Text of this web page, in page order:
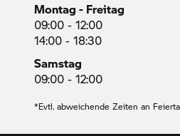
Montag - Freitag
09:00 - 12:00
14:00 - 18:30
Samstag
09:00 - 12:00
*Evtl. abweichende Zeiten an